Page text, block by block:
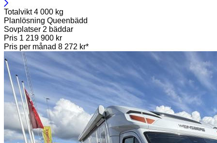
Totalvikt 4 000 kg
Planlösning Queenbädd
Sovplatser 2 bäddar
Pris 1 219 900 kr
Pris per månad 8 272 kr*